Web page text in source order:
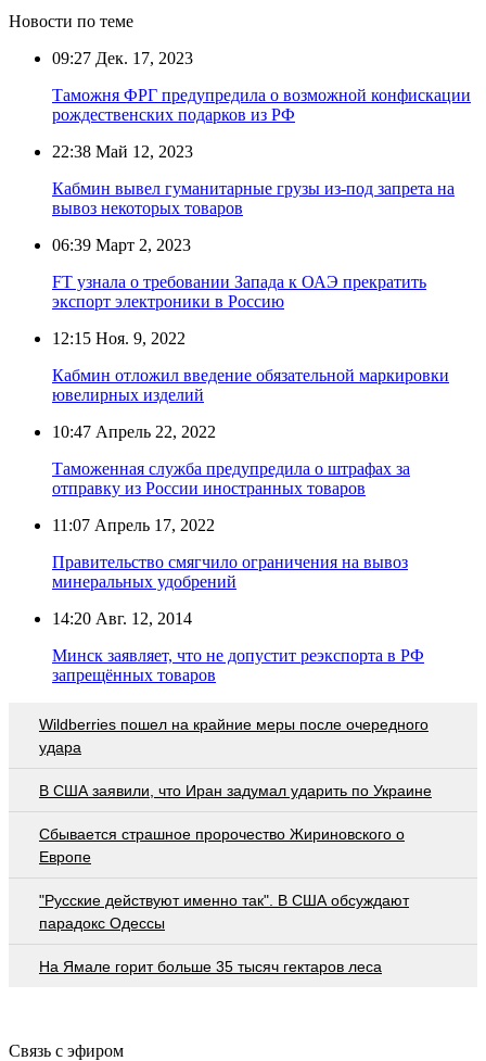
Новости по теме
09:27 Дек. 17, 2023
Таможня ФРГ предупредила о возможной конфискации
рождественских подарков из РФ
22:38 Май 12, 2023
Кабмин вывел гуманитарные грузы из-под запрета на
вывоз некоторых товаров
06:39 Март 2, 2023
FT узнала о требовании Запада к ОАЭ прекратить
экспорт электроники в Россию
12:15 Ноя. 9, 2022
Кабмин отложил введение обязательной маркировки
ювелирных изделий
10:47 Апрель 22, 2022
Таможенная служба предупредила о штрафах за
отправку из России иностранных товаров
11:07 Апрель 17, 2022
Правительство смягчило ограничения на вывоз
минеральных удобрений
14:20 Авг. 12, 2014
Минск заявляет, что не допустит реэкспорта в РФ
запрещённых товаров
Wildberries пошел на крайние меры после очередного
удара
В США заявили, что Иран задумал ударить по Украине
Сбывается страшное пророчество Жириновского о
Европе
"Русские действуют именно так". В США обсуждают
парадокс Одессы
На Ямале горит больше 35 тысяч гектаров леса
Связь с эфиром